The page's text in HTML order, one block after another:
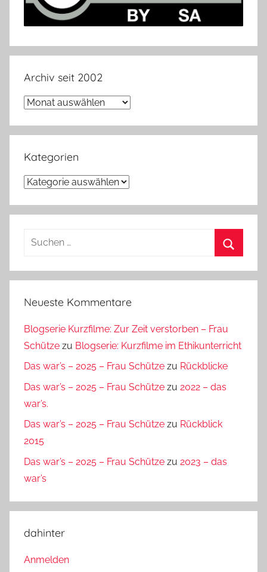
Archiv seit 2002
Archiv
2002
Kategorien
Kategorien
Suchen
Neueste Kommentare
Blogserie Kurzfilme: Zur Zeit verstorben – Frau
Schütze zu Blogserie: Kurzfilme im Ethikunterricht
Das war’s – 2025 – Frau Schütze zu Rückblicke
Das war’s – 2025 – Frau Schütze zu 2022 – das
war’s.
Das war’s – 2025 – Frau Schütze zu Rückblick
2015
Das war’s – 2025 – Frau Schütze zu 2023 – das
war’s
dahinter
Anmelden